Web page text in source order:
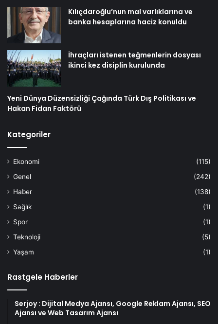
Kılıçdaroğlu’nun mal varlıklarına ve
banka hesaplarına haciz konuldu
İhraçları istenen teğmenlerin dosyası
ikinci kez disiplin kurulunda
Yeni Dünya Düzensizliği Çağında Türk Dış Politikası ve
Hakan Fidan Faktörü
Kategoriler
Ekonomi
(115)
Genel
(242)
Haber
(138)
Sağlık
(1)
Spor
(1)
Teknoloji
(5)
Yaşam
(1)
Rastgele Haberler
Serjoy : Dijital Medya Ajansı, Google Reklam Ajansı, SEO
Ajansı ve Web Tasarım Ajansı